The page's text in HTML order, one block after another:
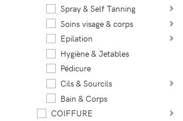
Spray & Self Tanning
Soins visage & corps
Epilation
Hygiène & Jetables
Pédicure
Cils & Sourcils
Bain & Corps
COIFFURE